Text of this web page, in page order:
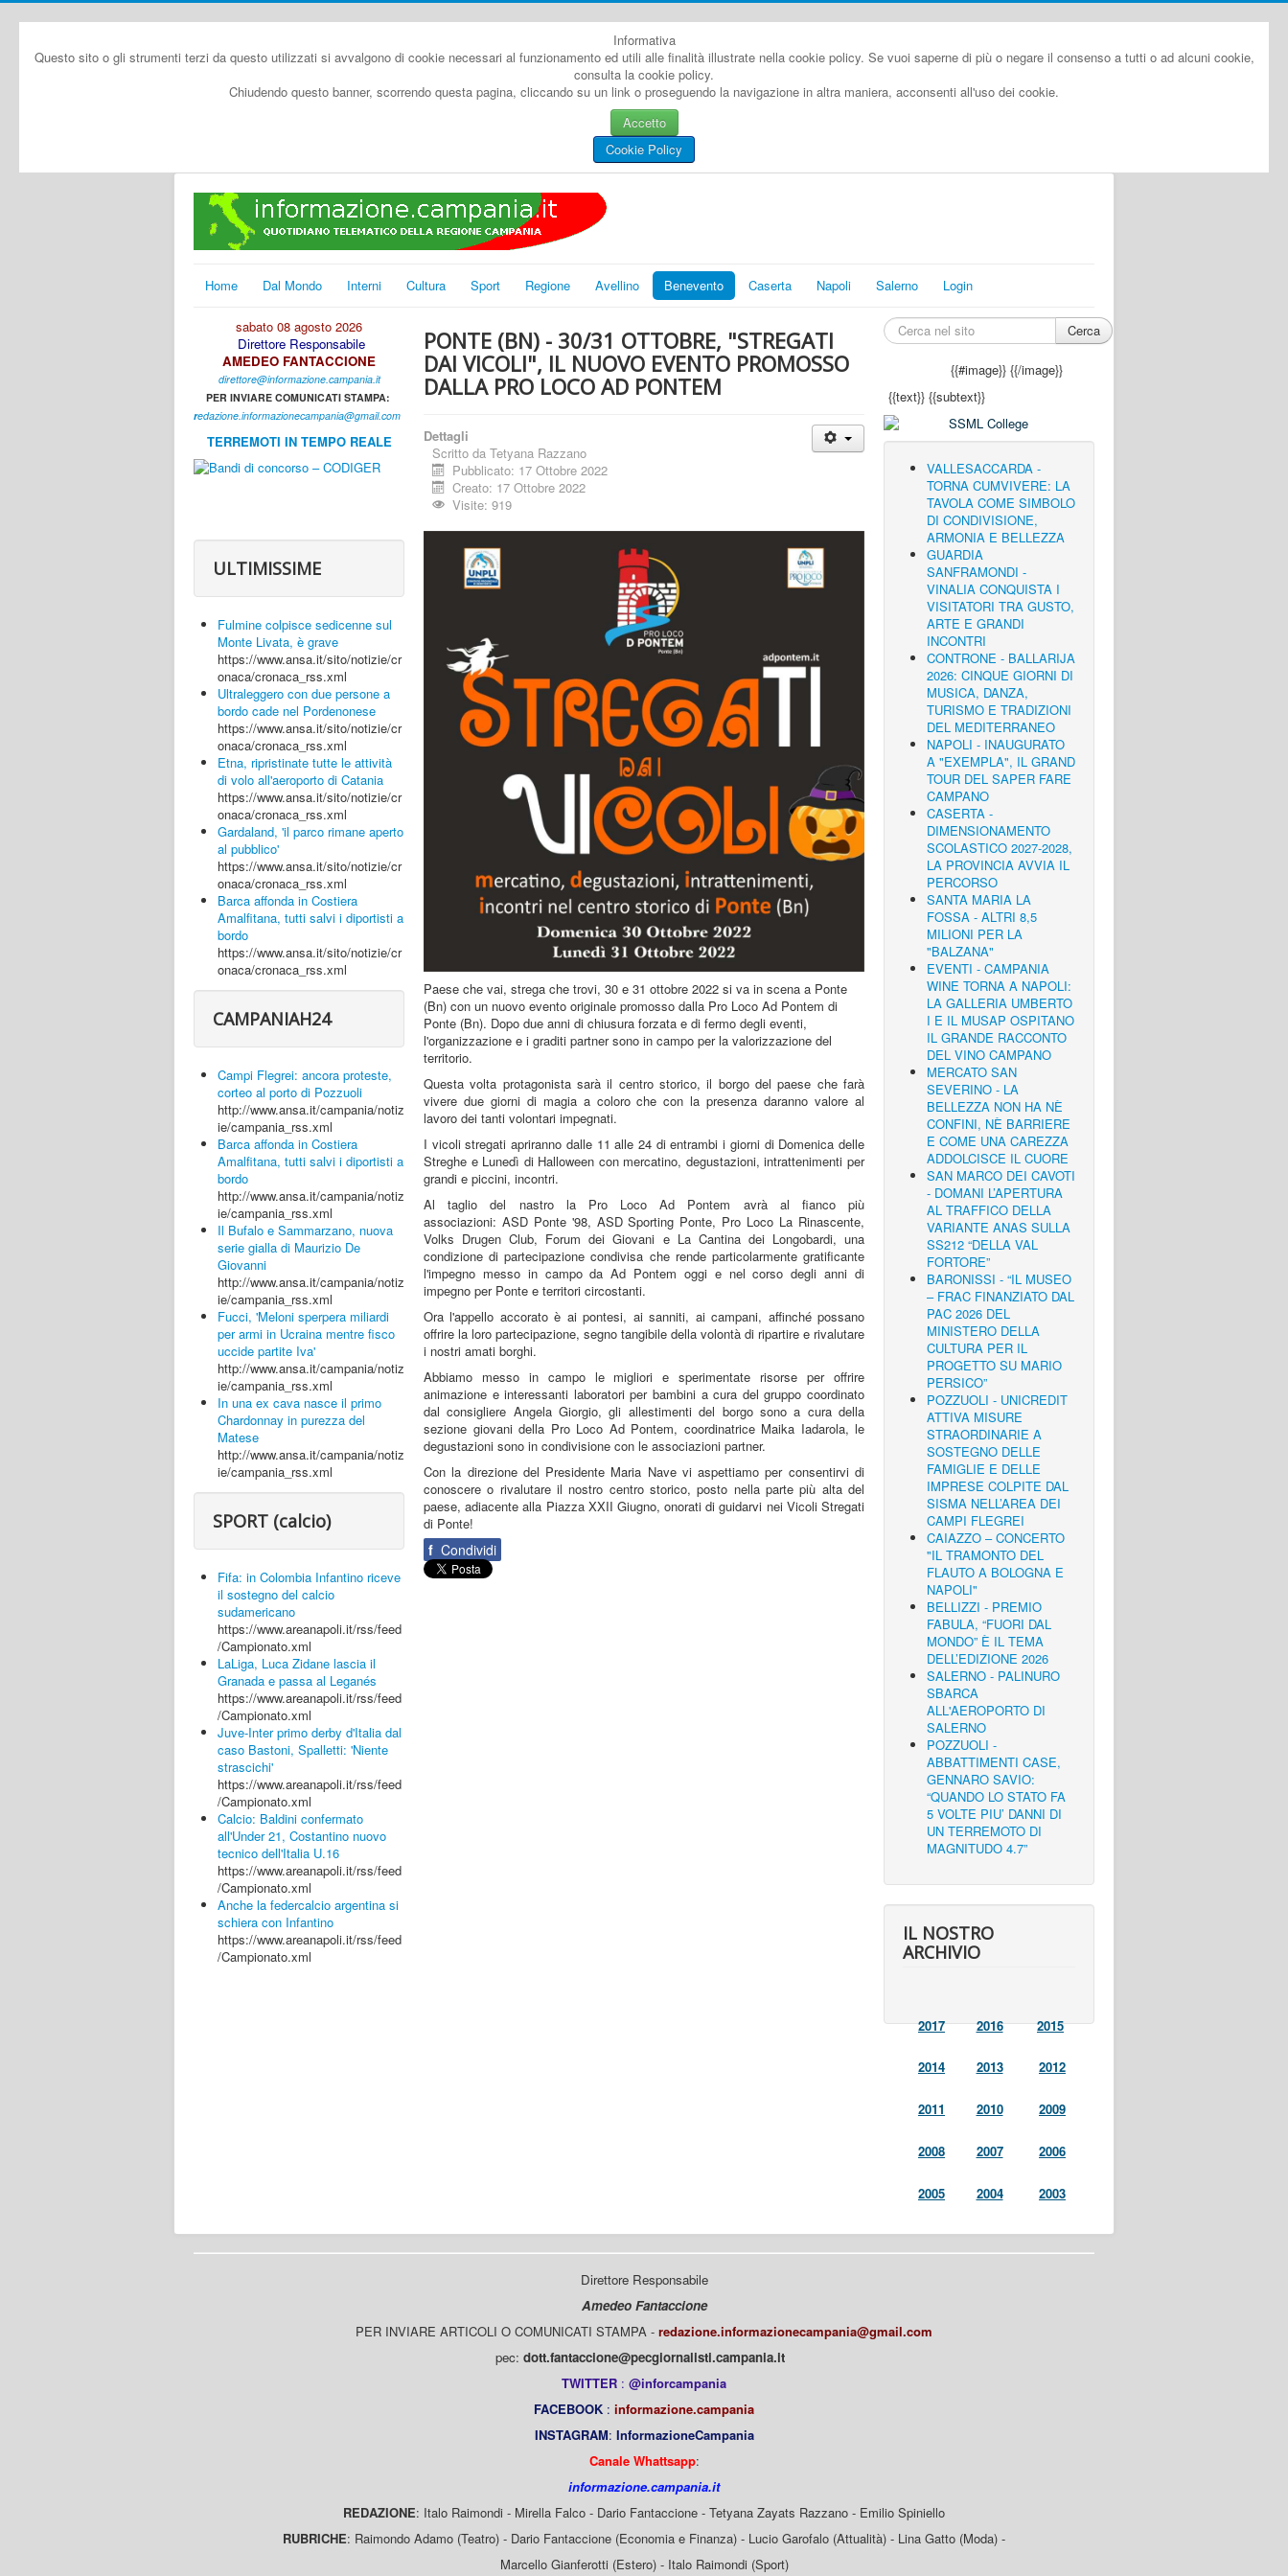
Informativa
Questo sito o gli strumenti terzi da questo utilizzati si avvalgono di cookie necessari al funzionamento ed utili alle finalità illustrate nella cookie policy. Se vuoi saperne di più o negare il consenso a tutti o ad alcuni cookie,
consulta la cookie policy.
Chiudendo questo banner, scorrendo questa pagina, cliccando su un link o proseguendo la navigazione in altra maniera, acconsenti all'uso dei cookie.
Accetto
Cookie Policy
Home Dal Mondo Interni Cultura Sport Regione Avellino Benevento Caserta Napoli Salerno Login
sabato 08 agosto 2026
Direttore Responsabile
AMEDEO FANTACCIONE
direttore@informazione.campania.it
PER INVIARE COMUNICATI STAMPA:
redazione.informazionecampania@gmail.com
TERREMOTI IN TEMPO REALE
ULTIMISSIME
Fulmine colpisce sedicenne sul
Monte Livata, è grave
https://www.ansa.it/sito/notizie/cr
onaca/cronaca_rss.xml
Ultraleggero con due persone a
bordo cade nel Pordenonese
https://www.ansa.it/sito/notizie/cr
onaca/cronaca_rss.xml
Etna, ripristinate tutte le attività
di volo all'aeroporto di Catania
https://www.ansa.it/sito/notizie/cr
onaca/cronaca_rss.xml
Gardaland, 'il parco rimane aperto
al pubblico'
https://www.ansa.it/sito/notizie/cr
onaca/cronaca_rss.xml
Barca affonda in Costiera
Amalfitana, tutti salvi i diportisti a
bordo
https://www.ansa.it/sito/notizie/cr
onaca/cronaca_rss.xml
CAMPANIAH24
Campi Flegrei: ancora proteste,
corteo al porto di Pozzuoli
http://www.ansa.it/campania/notiz
ie/campania_rss.xml
Barca affonda in Costiera
Amalfitana, tutti salvi i diportisti a
bordo
http://www.ansa.it/campania/notiz
ie/campania_rss.xml
Il Bufalo e Sammarzano, nuova
serie gialla di Maurizio De
Giovanni
http://www.ansa.it/campania/notiz
ie/campania_rss.xml
Fucci, 'Meloni sperpera miliardi
per armi in Ucraina mentre fisco
uccide partite Iva'
http://www.ansa.it/campania/notiz
ie/campania_rss.xml
In una ex cava nasce il primo
Chardonnay in purezza del
Matese
http://www.ansa.it/campania/notiz
ie/campania_rss.xml
SPORT (calcio)
Fifa: in Colombia Infantino riceve
il sostegno del calcio
sudamericano
https://www.areanapoli.it/rss/feed
/Campionato.xml
LaLiga, Luca Zidane lascia il
Granada e passa al Leganés
https://www.areanapoli.it/rss/feed
/Campionato.xml
Juve-Inter primo derby d'Italia dal
caso Bastoni, Spalletti: 'Niente
strascichi'
https://www.areanapoli.it/rss/feed
/Campionato.xml
Calcio: Baldini confermato
all'Under 21, Costantino nuovo
tecnico dell'Italia U.16
https://www.areanapoli.it/rss/feed
/Campionato.xml
Anche la federcalcio argentina si
schiera con Infantino
https://www.areanapoli.it/rss/feed
/Campionato.xml
PONTE (BN) - 30/31 OTTOBRE, "STREGATI
DAI VICOLI", IL NUOVO EVENTO PROMOSSO
DALLA PRO LOCO AD PONTEM
Dettagli
Scritto da Tetyana Razzano
Pubblicato: 17 Ottobre 2022
Creato: 17 Ottobre 2022
Visite: 919
Paese che vai, strega che trovi, 30 e 31 ottobre 2022 si va in scena a Ponte
(Bn) con un nuovo evento originale promosso dalla Pro Loco Ad Pontem di
Ponte (Bn). Dopo due anni di chiusura forzata e di fermo degli eventi,
l'organizzazione e i graditi partner sono in campo per la valorizzazione del
territorio.
Questa volta protagonista sarà il centro storico, il borgo del paese che farà
vivere due giorni di magia a coloro che con la presenza daranno valore al
lavoro dei tanti volontari impegnati.
I vicoli stregati apriranno dalle 11 alle 24 di entrambi i giorni di Domenica delle
Streghe e Lunedì di Halloween con mercatino, degustazioni, intrattenimenti per
grandi e piccini, incontri.
Al taglio del nastro la Pro Loco Ad Pontem avrà al fianco più
associazioni: ASD Ponte '98, ASD Sporting Ponte, Pro Loco La Rinascente,
Volks Drugen Club, Forum dei Giovani e La Cantina dei Longobardi, una
condizione di partecipazione condivisa che rende particolarmente gratificante
l'impegno messo in campo da Ad Pontem oggi e nel corso degli anni di
impegno per Ponte e territori circostanti.
Ora l'appello accorato è ai pontesi, ai sanniti, ai campani, affinché possano
offrire la loro partecipazione, segno tangibile della volontà di ripartire e rivalutare
i nostri amati borghi.
Abbiamo messo in campo le migliori e sperimentate risorse per offrire
animazione e interessanti laboratori per bambini a cura del gruppo coordinato
dal consigliere Angela Giorgio, gli allestimenti del borgo sono a cura della
sezione giovani della Pro Loco Ad Pontem, coordinatrice Maika Iadarola, le
degustazioni sono in condivisione con le associazioni partner.
Con la direzione del Presidente Maria Nave vi aspettiamo per consentirvi di
conoscere o rivalutare il nostro centro storico, posto nella parte più alta del
paese, adiacente alla Piazza XXII Giugno, onorati di guidarvi nei Vicoli Stregati
di Ponte!
f Condividi
Cerca
{{#image}}{{/image}}
{{text}} {{subtext}}
VALLESACCARDA -
TORNA CUMVIVERE: LA
TAVOLA COME SIMBOLO
DI CONDIVISIONE,
ARMONIA E BELLEZZA
GUARDIA
SANFRAMONDI -
VINALIA CONQUISTA I
VISITATORI TRA GUSTO,
ARTE E GRANDI
INCONTRI
CONTRONE - BALLARIJA
2026: CINQUE GIORNI DI
MUSICA, DANZA,
TURISMO E TRADIZIONI
DEL MEDITERRANEO
NAPOLI - INAUGURATO
A "EXEMPLA", IL GRAND
TOUR DEL SAPER FARE
CAMPANO
CASERTA -
DIMENSIONAMENTO
SCOLASTICO 2027-2028,
LA PROVINCIA AVVIA IL
PERCORSO
SANTA MARIA LA
FOSSA - ALTRI 8,5
MILIONI PER LA
"BALZANA"
EVENTI - CAMPANIA
WINE TORNA A NAPOLI:
LA GALLERIA UMBERTO
I E IL MUSAP OSPITANO
IL GRANDE RACCONTO
DEL VINO CAMPANO
MERCATO SAN
SEVERINO - LA
BELLEZZA NON HA NÈ
CONFINI, NÈ BARRIERE
E COME UNA CAREZZA
ADDOLCISCE IL CUORE
SAN MARCO DEI CAVOTI
- DOMANI L’APERTURA
AL TRAFFICO DELLA
VARIANTE ANAS SULLA
SS212 “DELLA VAL
FORTORE”
BARONISSI - “IL MUSEO
– FRAC FINANZIATO DAL
PAC 2026 DEL
MINISTERO DELLA
CULTURA PER IL
PROGETTO SU MARIO
PERSICO”
POZZUOLI - UNICREDIT
ATTIVA MISURE
STRAORDINARIE A
SOSTEGNO DELLE
FAMIGLIE E DELLE
IMPRESE COLPITE DAL
SISMA NELL’AREA DEI
CAMPI FLEGREI
CAIAZZO – CONCERTO
"IL TRAMONTO DEL
FLAUTO A BOLOGNA E
NAPOLI"
BELLIZZI - PREMIO
FABULA, “FUORI DAL
MONDO” È IL TEMA
DELL’EDIZIONE 2026
SALERNO - PALINURO
SBARCA
ALL'AEROPORTO DI
SALERNO
POZZUOLI -
ABBATTIMENTI CASE,
GENNARO SAVIO:
“QUANDO LO STATO FA
5 VOLTE PIU’ DANNI DI
UN TERREMOTO DI
MAGNITUDO 4.7”
IL NOSTRO
ARCHIVIO
2017 2016 2015
2014 2013 2012
2011 2010 2009
2008 2007 2006
2005 2004 2003
Direttore Responsabile
Amedeo Fantaccione
PER INVIARE ARTICOLI O COMUNICATI STAMPA - redazione.informazionecampania@gmail.com
pec: dott.fantaccione@pecgiornalisti.campania.it
TWITTER : @inforcampania
FACEBOOK : informazione.campania
INSTAGRAM: InformazioneCampania
Canale Whattsapp:
informazione.campania.it
REDAZIONE: Italo Raimondi - Mirella Falco - Dario Fantaccione - Tetyana Zayats Razzano - Emilio Spiniello
RUBRICHE: Raimondo Adamo (Teatro) - Dario Fantaccione (Economia e Finanza) - Lucio Garofalo (Attualità) - Lina Gatto (Moda) -
Marcello Gianferotti (Estero) - Italo Raimondi (Sport)